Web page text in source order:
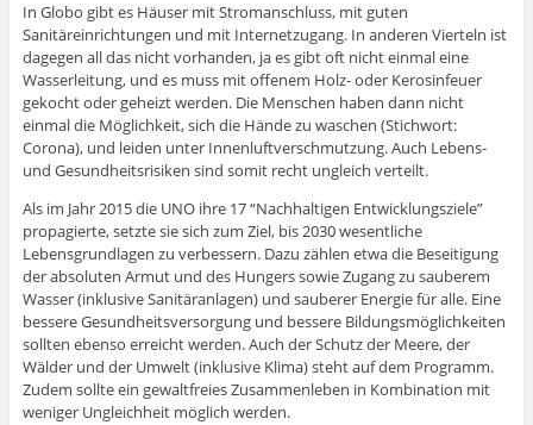
In Globo gibt es Häuser mit Stromanschluss, mit guten
Sanitäreinrichtungen und mit Internetzugang. In anderen Vierteln ist
dagegen all das nicht vorhanden, ja es gibt oft nicht einmal eine
Wasserleitung, und es muss mit offenem Holz- oder Kerosinfeuer
gekocht oder geheizt werden. Die Menschen haben dann nicht
einmal die Möglichkeit, sich die Hände zu waschen (Stichwort:
Corona), und leiden unter Innenluftverschmutzung. Auch Lebens-
und Gesundheitsrisiken sind somit recht ungleich verteilt.
Als im Jahr 2015 die UNO ihre 17 “Nachhaltigen Entwicklungsziele”
propagierte, setzte sie sich zum Ziel, bis 2030 wesentliche
Lebensgrundlagen zu verbessern. Dazu zählen etwa die Beseitigung
der absoluten Armut und des Hungers sowie Zugang zu sauberem
Wasser (inklusive Sanitäranlagen) und sauberer Energie für alle. Eine
bessere Gesundheitsversorgung und bessere Bildungsmöglichkeiten
sollten ebenso erreicht werden. Auch der Schutz der Meere, der
Wälder und der Umwelt (inklusive Klima) steht auf dem Programm.
Zudem sollte ein gewaltfreies Zusammenleben in Kombination mit
weniger Ungleichheit möglich werden.